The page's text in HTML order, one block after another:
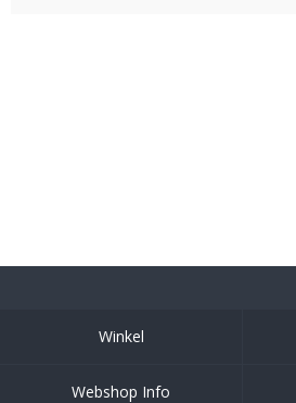
Winkel
Webshop Info